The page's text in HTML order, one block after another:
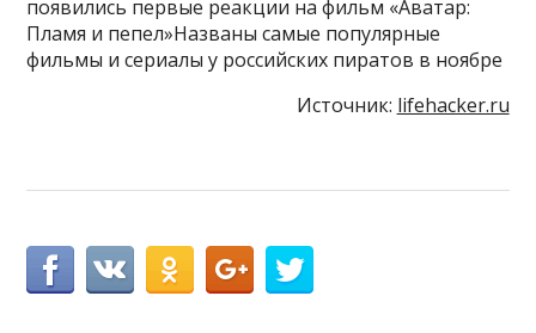
появились первые реакции на фильм «Аватар:
Пламя и пепел»Названы самые популярные
фильмы и сериалы у российских пиратов в ноябре
Источник: lifehacker.ru